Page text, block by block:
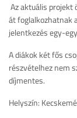
Az aktuális
át foglalkozhatnak
jelentkezés egy-
A diákok két fős
részvételhez nem
díjmentes.
Helyszín: